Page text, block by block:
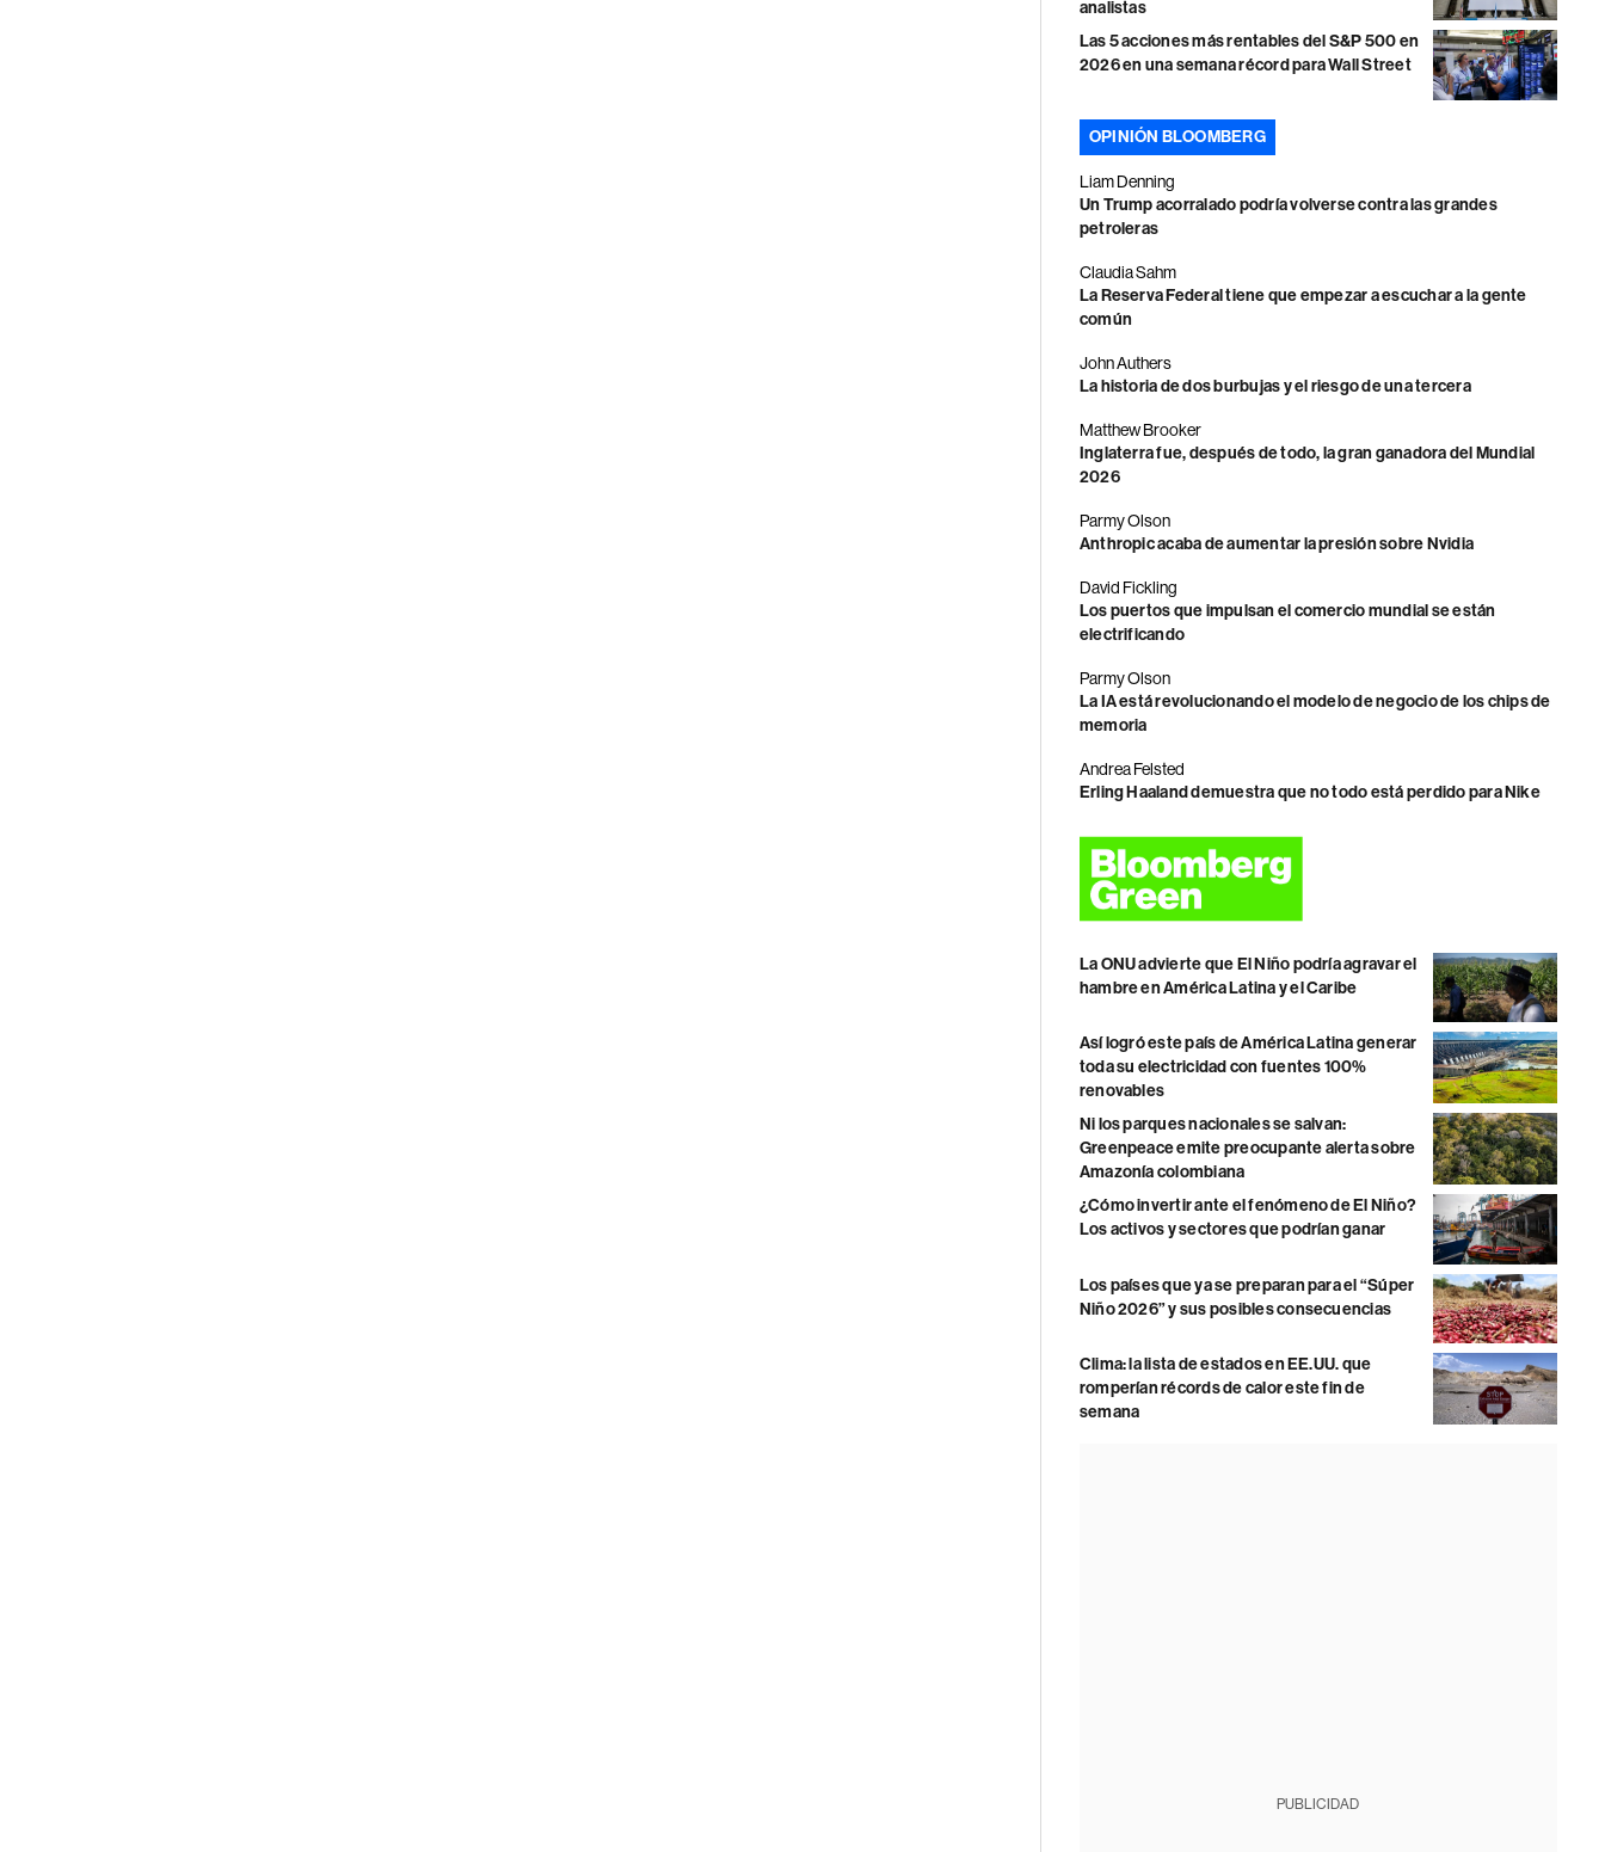
analistas
Las 5 acciones más rentables del S&P 500 en
2026 en una semana récord para Wall Street
OPINIÓN BLOOMBERG
Liam Denning
Un Trump acorralado podría volverse contra las grandes
petroleras
Claudia Sahm
La Reserva Federal tiene que empezar a escuchar a la gente
común
John Authers
La historia de dos burbujas y el riesgo de una tercera
Matthew Brooker
Inglaterra fue, después de todo, la gran ganadora del Mundial
2026
Parmy Olson
Anthropic acaba de aumentar la presión sobre Nvidia
David Fickling
Los puertos que impulsan el comercio mundial se están
electrificando
Parmy Olson
La IA está revolucionando el modelo de negocio de los chips de
memoria
Andrea Felsted
Erling Haaland demuestra que no todo está perdido para Nike
La ONU advierte que El Niño podría agravar el
hambre en América Latina y el Caribe
Así logró este país de América Latina generar
toda su electricidad con fuentes 100%
renovables
Ni los parques nacionales se salvan:
Greenpeace emite preocupante alerta sobre
Amazonía colombiana
¿Cómo invertir ante el fenómeno de El Niño?
Los activos y sectores que podrían ganar
Los países que ya se preparan para el “Súper
Niño 2026” y sus posibles consecuencias
Clima: la lista de estados en EE.UU. que
romperían récords de calor este fin de
semana
PUBLICIDAD